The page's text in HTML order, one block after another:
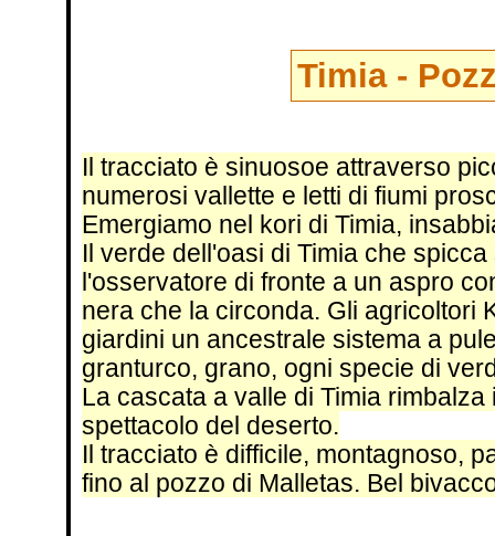
Timia -
Il tracciato è sinuosoe attraverso
numerosi vallette e letti di fiumi
Emergiamo nel kori di Timia,
Il verde dell'oasi di Timia che
l'osservatore di fronte a un aspro
nera che la circonda. Gli agricoltori
giardini un ancestrale sistema a
granturco, grano, ogni specie di
La cascata a valle di Timia
spettacolo del deserto.
Il tracciato è difficile, montagnoso,
fino al pozzo di Malletas. Bel